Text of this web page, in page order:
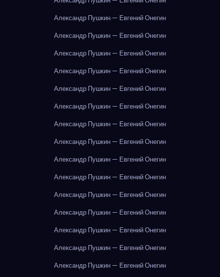
Александр Пушкин — Евгений Онегин
Александр Пушкин — Евгений Онегин
Александр Пушкин — Евгений Онегин
Александр Пушкин — Евгений Онегин
Александр Пушкин — Евгений Онегин
Александр Пушкин — Евгений Онегин
Александр Пушкин — Евгений Онегин
Александр Пушкин — Евгений Онегин
Александр Пушкин — Евгений Онегин
Александр Пушкин — Евгений Онегин
Александр Пушкин — Евгений Онегин
Александр Пушкин — Евгений Онегин
Александр Пушкин — Евгений Онегин
Александр Пушкин — Евгений Онегин
Александр Пушкин — Евгений Онегин